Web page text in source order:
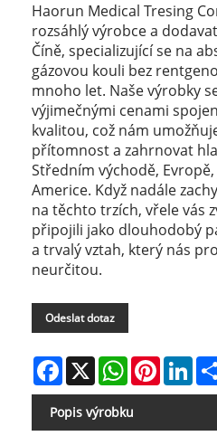
Haorun Medical Tresing
rozsáhlý výrobce a
Číně, specializující se na
gázovou kouli bez
mnoho let. Naše výrobky
výjimečnými cenami
kvalitou, což nám
přítomnost a zahrnovat
Středním východě,
Americe. Když nadále
na těchto trzích, vřele vás
připojili jako dlouhodobý
a trvalý vztah, který nás
neurčitou.
Odeslat dotaz
Facebook
X WhatsAppPinterest
Popis výrobku